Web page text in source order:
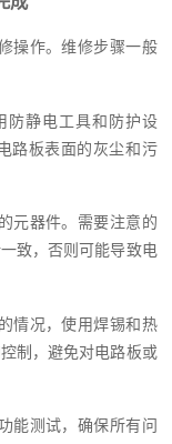
操作。维修步骤一般
防静电工具和防护设
路板表面的灰尘和污
元器件。需要注意的
致，否则可能导致电
情况，使用焊锡和热
制，避免对电路板或
能测试，确保所有问